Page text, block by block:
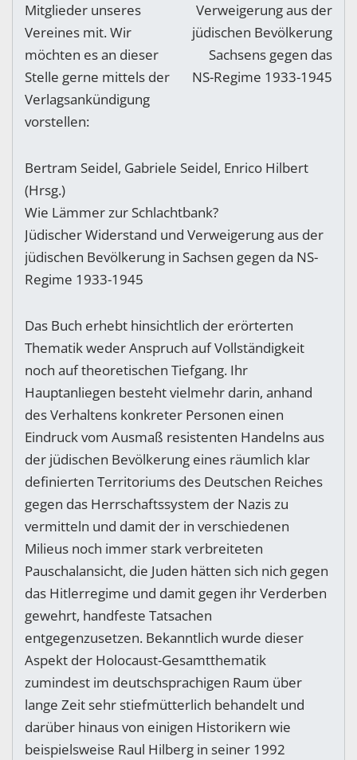
Mitglieder unseres
Vereines mit. Wir
möchten es an dieser
Stelle gerne mittels der
Verlagsankündigung
vorstellen:
Bertram Seidel, Gabriele Seidel, Enrico Hilbert
(Hrsg.)
Wie Lämmer zur Schlachtbank?
Jüdischer Widerstand und Verweigerung aus der
jüdischen Bevölkerung in Sachsen gegen da NS-
Regime 1933-1945
Das Buch erhebt hinsichtlich der erörterten
Thematik weder Anspruch auf Vollständigkeit
noch auf theoretischen Tiefgang. Ihr
Hauptanliegen besteht vielmehr darin, anhand
des Verhaltens konkreter Personen einen
Eindruck vom Ausmaß resistenten Handelns aus
der jüdischen Bevölkerung eines räumlich klar
definierten Territoriums des Deutschen Reiches
gegen das Herrschaftssystem der Nazis zu
vermitteln und damit der in verschiedenen
Milieus noch immer stark verbreiteten
Pauschalansicht, die Juden hätten sich nich gegen
das Hitlerregime und damit gegen ihr Verderben
gewehrt, handfeste Tatsachen
entgegenzusetzen. Bekanntlich wurde dieser
Aspekt der Holocaust-Gesamtthematik
zumindest im deutschsprachigen Raum über
lange Zeit sehr stiefmütterlich behandelt und
darüber hinaus von einigen Historikern wie
beispielsweise Raul Hilberg in seiner 1992